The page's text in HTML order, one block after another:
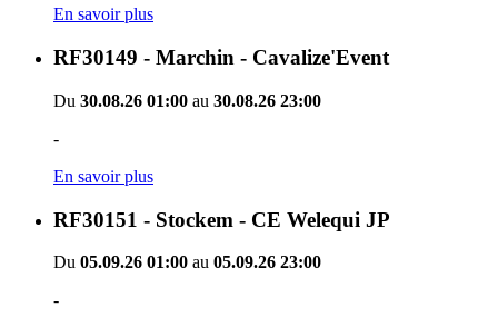
En savoir plus
RF30149 - Marchin - Cavalize'Event
Du 30.08.26 01:00 au 30.08.26 23:00
-
En savoir plus
RF30151 - Stockem - CE Welequi JP
Du 05.09.26 01:00 au 05.09.26 23:00
-